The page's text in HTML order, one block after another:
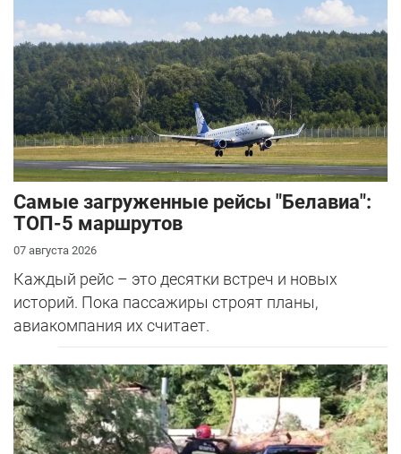
Самые загруженные рейсы "Белавиа":
ТОП-5 маршрутов
07 августа 2026
Каждый рейс – это десятки встреч и новых
историй. Пока пассажиры строят планы,
авиакомпания их считает.